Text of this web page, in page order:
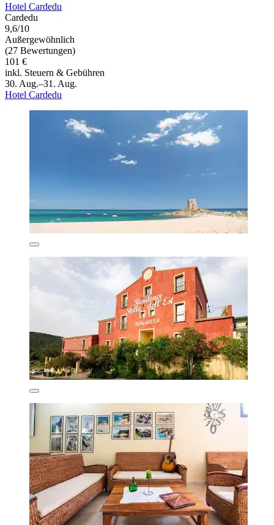
Hotel Cardedu
Cardedu
9,6/10
Außergewöhnlich
(27 Bewertungen)
101 €
inkl. Steuern & Gebühren
30. Aug.–31. Aug.
Hotel Cardedu